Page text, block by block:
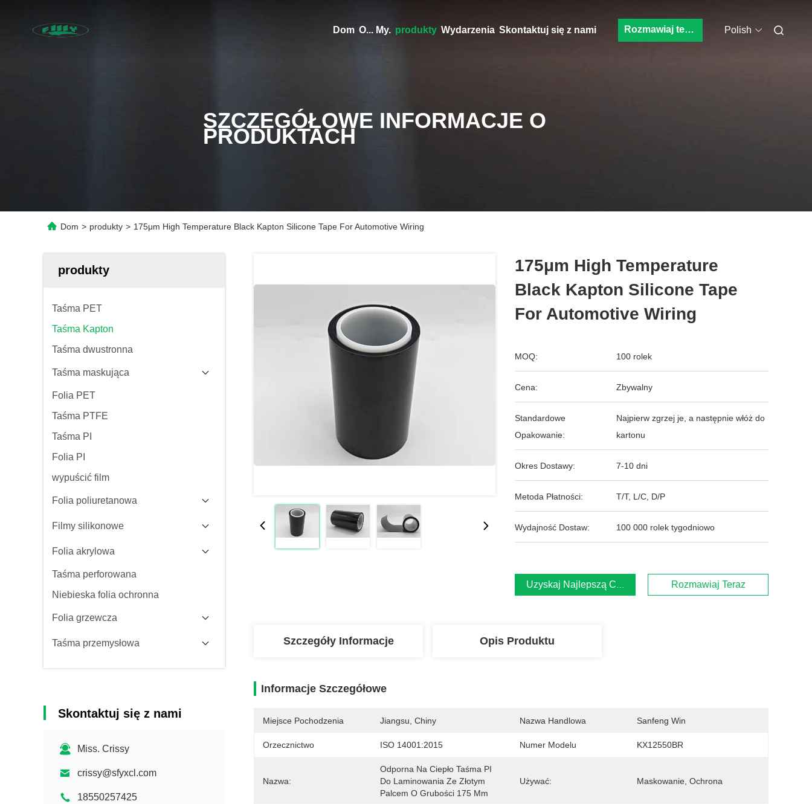
Dom O... My. produkty Wydarzenia Skontaktuj się z nami Rozmawiaj teraz Polish
SZCZEGÓŁOWE INFORMACJE O
PRODUKTACH
Dom > produkty > 175μm High Temperature Black Kapton Silicone Tape For Automotive Wiring
produkty
Taśma PET
Taśma Kapton
Taśma dwustronna
Taśma maskująca
Folia PET
Taśma PTFE
Taśma PI
Folia PI
wypuścić film
Folia poliuretanowa
Filmy silikonowe
Folia akrylowa
Taśma perforowana
Niebieska folia ochronna
Folia grzewcza
Taśma przemysłowa
Skontaktuj się z nami
Miss. Crissy
crissy@sfyxcl.com
18550257425
175μm High Temperature
Black Kapton Silicone Tape
For Automotive Wiring
MOQ: 100 rolek
Cena: Zbywalny
Standardowe
Opakowanie:
Najpierw zgrzej je, a następnie włóż do
kartonu
Okres Dostawy: 7-10 dni
Metoda Płatności: T/T, L/C, D/P
Wydajność Dostaw: 100 000 rolek tygodniowo
Uzyskaj Najlepszą Cenę Rozmawiaj Teraz
Szczegóły Informacje Opis Produktu
Informacje Szczegółowe
Miejsce Pochodzenia Jiangsu, Chiny Nazwa Handlowa Sanfeng Win
Orzecznictwo ISO 14001:2015 Numer Modelu KX12550BR
Nazwa:
Odporna Na Ciepło Taśma PI
Do Laminowania Ze Złotym
Palcem O Grubości 175 Μm
Używać: Maskowanie, Ochrona